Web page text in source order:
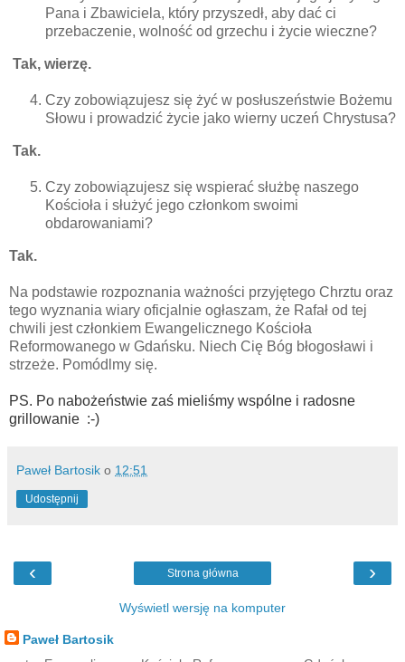
Pana i Zbawiciela, który przyszedł, aby dać ci
przebaczenie, wolność od grzechu i życie wieczne?
Tak, wierzę.
Czy zobowiązujesz się żyć w posłuszeństwie Bożemu
Słowu i prowadzić życie jako wierny uczeń Chrystusa?
Tak.
Czy zobowiązujesz się wspierać służbę naszego
Kościoła i służyć jego członkom swoimi
obdarowaniami?
Tak.
Na podstawie rozpoznania ważności przyjętego Chrztu oraz
tego wyznania wiary oficjalnie ogłaszam, że Rafał od tej
chwili jest członkiem Ewangelicznego Kościoła
Reformowanego w Gdańsku. Niech Cię Bóg błogosławi i
strzeże. Pomódlmy się.
PS. Po nabożeństwie zaś mieliśmy wspólne i radosne
grillowanie :-)
Paweł Bartosik o 12:51
Udostępnij
‹ ›
Strona główna
Wyświetl wersję na komputer
Paweł Bartosik